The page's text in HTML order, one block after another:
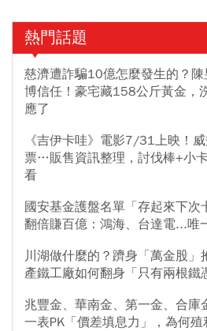
熱門話題
慈濟遭詐騙10億怎麼發生的？
博信任！豪宅藏158公斤黃金，
應了
《吉伊卡哇》電影7/31上映！
票…販售資訊整理，討伐棒+小
看
國安基金護盤名單「存起來下
翻倍賺百億：鴻海、台達電...唯
川湖做什麼的？躋身「萬金股
產鐵工廠如何翻身「只有兩根鐵
兆豐金、華南金、第一金、合庫
一表PK「價差填息力」，為何